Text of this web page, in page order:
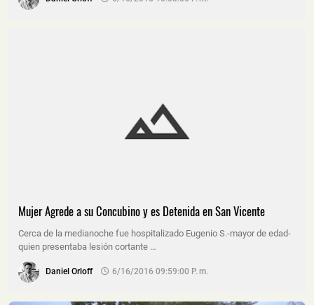
Mujer Agrede a su Concubino y es Detenida en San Vicente
Cerca de la medianoche fue hospitalizado Eugenio S.-mayor de edad-
quien presentaba lesión cortante …
Daniel Orloff 6/16/2016 09:59:00 P. M.